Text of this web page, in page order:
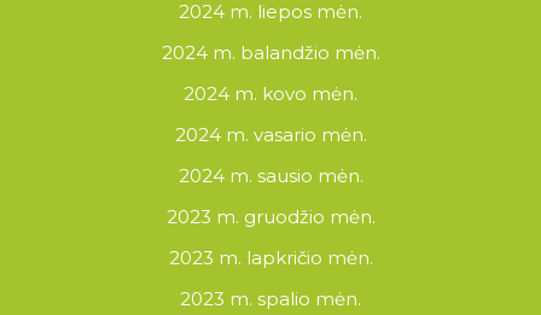
2024 m. liepos mėn.
2024 m. balandžio mėn.
2024 m. kovo mėn.
2024 m. vasario mėn.
2024 m. sausio mėn.
2023 m. gruodžio mėn.
2023 m. lapkričio mėn.
2023 m. spalio mėn.